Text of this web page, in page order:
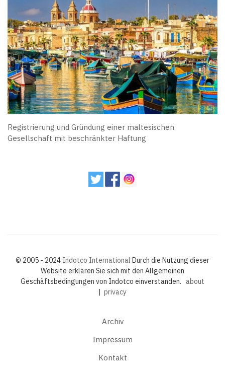
Registrierung und Gründung einer maltesischen
Gesellschaft mit beschränkter Haftung
© 2005 - 2024 Indotco International Durch die Nutzung dieser
Website erklären Sie sich mit den Allgemeinen
Geschäftsbedingungen von Indotco einverstanden. about
| privacy
Archiv
Impressum
Kontakt